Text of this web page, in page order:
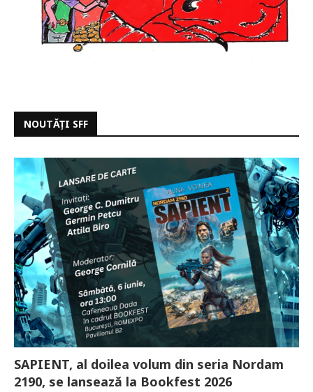
NOUTĂȚI SFF
SAPIENT, al doilea volum din seria Nordam
2190, se lansează la Bookfest 2026